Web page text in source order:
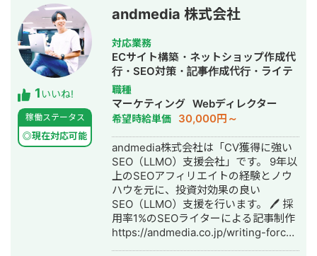
いたします。
月： マネージャーとして、 ・
Amazon・楽天市場のコンサルティン
グ・運用代行 ・新入社員の教育 をメイ
ン業務。 2024年1月～： Amazon・楽
天市場を主体としたECモールの運用支
援をフリーランスとして行う 【実績】
①健康食品取り扱いメーカー様
Amazon：立ち上げから約1年で月商
1,500万超 単品リピート通販を行って
いる企業様で、Amazonに新規出店。
初回値引きで購入した転売ショップが
Amazonに乱立する形となったため、
転売ショップのウォッチング・排除の
運用フローを構築・実施し、転売ショ
ップに売上が流れない状態を作ること
により値崩れの防止、売上減少の防止
を行いました。 ②化粧品取り扱いメー
カー様 Amazon：約1年半で月商20万→
1いいね!
稼働ステータス
◎現在対応可能
andmedia 株式会社
対応業務
ECサイト構築・ネットショップ作成代
行・SEO対策・記事作成代行・ライテ
ィング・ホームページ制作・作成・リ
スティング広告運用代行・漫画制作・
AI活用
職種
マーケティング Webディレクター
希望時給単価 30,000円～
andmedia株式会社は「CV獲得に強い
SEO（LLMO）支援会社」です。 9年以
上のSEOアフィリエイトの経験とノウ
ハウを元に、投資対効果の良い
SEO（LLMO）支援を行います。 🖊️ 採
用率1%のSEOライターによる記事制作
https://andmedia.co.jp/writing-force/